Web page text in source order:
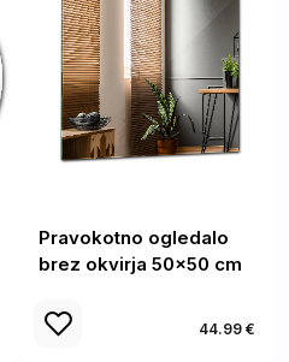
Pravokotno ogledalo
brez okvirja 50x50 cm
44.99 €